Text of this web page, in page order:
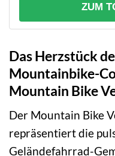
ZUM
Das Herzstück
Mountainbike-
Mountain Bike
Der Mountain Bike
repräsentiert die
Geländefahrrad-